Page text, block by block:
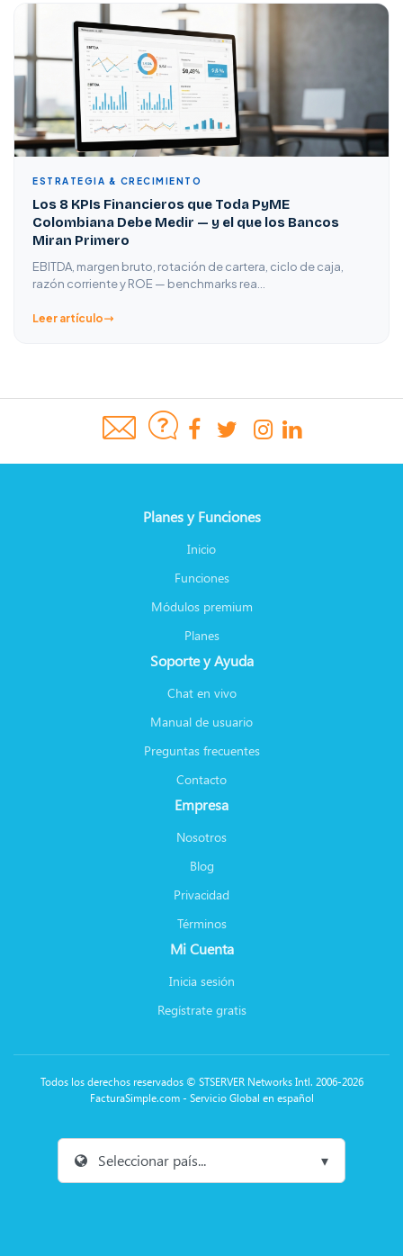
ESTRATEGIA & CRECIMIENTO
Los 8 KPIs Financieros que Toda PyME
Colombiana Debe Medir — y el que los Bancos
Miran Primero
EBITDA, margen bruto, rotación de cartera, ciclo de caja,
razón corriente y ROE — benchmarks rea…
Leer artículo
Planes y Funciones
Inicio
Funciones
Módulos premium
Planes
Soporte y Ayuda
Chat en vivo
Manual de usuario
Preguntas frecuentes
Contacto
Empresa
Nosotros
Blog
Privacidad
Términos
Mi Cuenta
Inicia sesión
Regístrate gratis
Todos los derechos reservados © STSERVER Networks Intl. 2006-2026
FacturaSimple.com - Servicio Global en español
Seleccionar país... ▾